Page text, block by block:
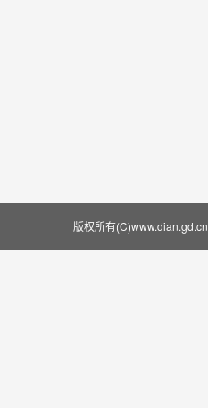
版权所有(C)www.dian.gd.cn